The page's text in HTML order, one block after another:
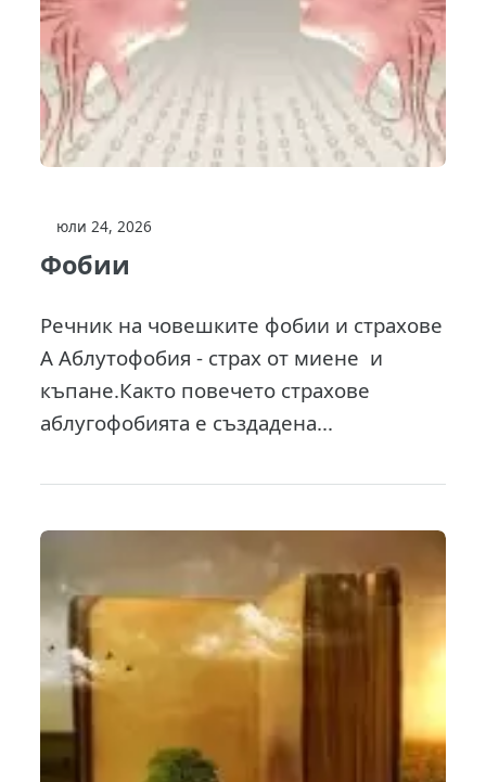
юли 24, 2026
Фобии
Речник на човешките фобии и страхове
А Аблутофобия - страх от миене и
къпане.Както повечето страхове
аблугофобията е създадена...